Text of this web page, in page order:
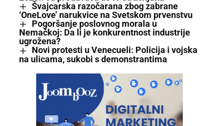
Švajcarska razočarana zbog zabrane
‘OneLove’ narukvice na Svetskom prvenstvu
Pogoršanje poslovnog morala u
Nemačkoj: Da li je konkurentnost industrije
ugrožena?
Novi protesti u Venecueli: Policija i vojska
na ulicama, sukobi s demonstrantima